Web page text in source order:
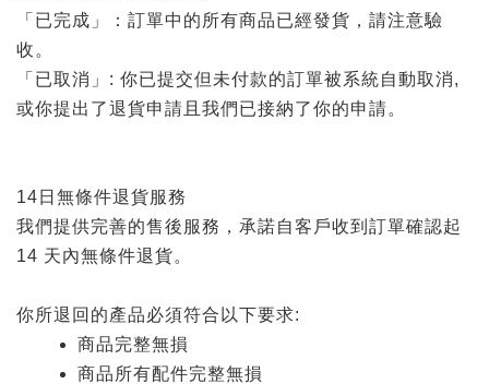
「已完成」：訂單中的所有商品已經發貨，請注意驗
收。
「已取消」: 你已提交但未付款的訂單被系統自動取消,
或你提出了退貨申請且我們已接納了你的申請。
14日無條件退貨服務
我們提供完善的售後服務，承諾自客戶收到訂單確認起
14 天內無條件退貨。
你所退回的產品必須符合以下要求:
商品完整無損
商品所有配件完整無損